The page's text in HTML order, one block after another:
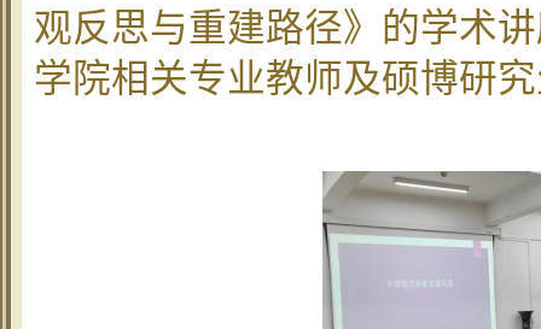
观反思与重建路径》的学术
学院相关专业教师及硕博研